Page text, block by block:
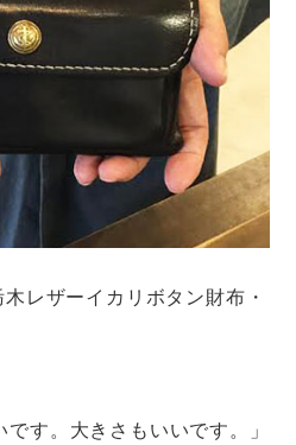
レザーイカリボタン財布・
です。大きさもいいです。」